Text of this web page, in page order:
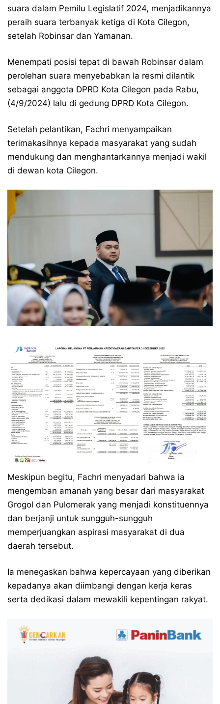
suara dalam Pemilu Legislatif 2024, menjadikannya
peraih suara terbanyak ketiga di Kota Cilegon,
setelah Robinsar dan Yamanan.
Menempati posisi tepat di bawah Robinsar dalam
perolehan suara menyebabkan Ia resmi dilantik
sebagai anggota DPRD Kota Cilegon pada Rabu,
(4/9/2024) lalu di gedung DPRD Kota Cilegon.
Setelah pelantikan, Fachri menyampaikan
terimakasihnya kepada masyarakat yang sudah
mendukung dan menghantarkannya menjadi wakil
di dewan kota Cilegon.
Meskipun begitu, Fachri menyadari bahwa ia
mengemban amanah yang besar dari masyarakat
Grogol dan Pulomerak yang menjadi konstituennya
dan berjanji untuk sungguh-sungguh
memperjuangkan aspirasi masyarakat di dua
daerah tersebut.
Ia menegaskan bahwa kepercayaan yang diberikan
kepadanya akan diimbangi dengan kerja keras
serta dedikasi dalam mewakili kepentingan rakyat.